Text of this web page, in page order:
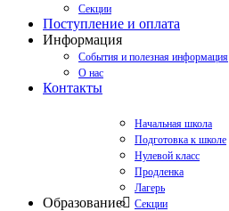
Секции
Поступление и оплата
Информация
События и полезная информация
О нас
Контакты
Образование
Начальная школа
Подготовка к школе
Нулевой класс
Продленка
Лагерь
Секции